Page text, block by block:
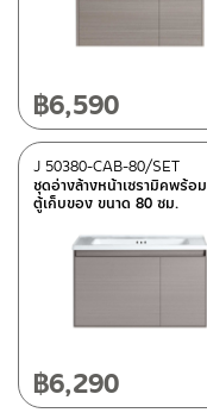
฿6,590
ชุดอ่างล้างหน้าเซรามิคพร้อม
ตู้เก็บของ ขนาด 80 ซม.
J 50380-CAB-80/SET
฿6,290